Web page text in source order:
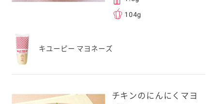
104g
キユーピー マヨネーズ
チキンのにんにくマヨ